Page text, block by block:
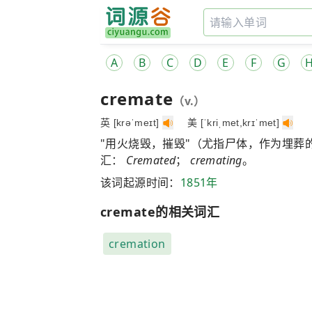
A B C D E F G H
cremate （v.）
英 [krəˈmeɪt] 美 [ˈkriˌmet,krɪˈmet]
"用火烧毁，摧毁"（尤指尸体，作为埋葬
汇： Cremated；cremating。
该词起源时间： 1851年
cremate的相关词汇
cremation